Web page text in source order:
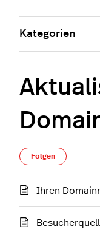
Folgen
Ihren
Kategorien